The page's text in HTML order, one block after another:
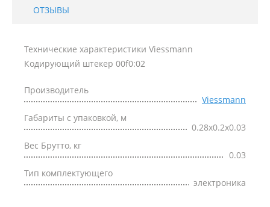
ОТЗЫВЫ
Технические характеристики Viessmann
Кодирующий штекер 00f0:02
Производитель
Viessmann
Габариты с упаковкой, м
0.28x0.2x0.03
Вес Брутто, кг
0.03
Тип комплектующего
электроника